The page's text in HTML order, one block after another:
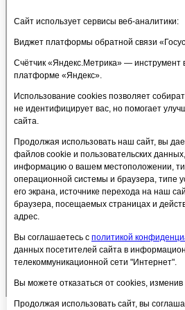
Педагогический состав
Материально-
оснащенность
Стипендии и меры
Платные образовательные
Финансово-хозяйственная
Вакантные места для
обучающихся
Организация питания в
организации
Платные услуги
Политика в отношении
данных
Антидопинг
Расписание тренировок
Объявления
Часто задаваемые вопросы
Обратная связь
ОЦЕНИ КАЧЕСТВО НАШИХ
Оцени качество наших услуг
Сайт использует сервисы веб-аналитики:
Виджет платформы обратной связи
Счётчик «Яндекс.Метрика» — инструмент
платформе «Яндекс».
Использование cookies позволяет
не идентифицирует вас, но помогает
сайта.
Продолжая использовать наш сайт, вы
файлов cookie и пользовательских
информацию о вашем местоположении,
операционной системы и браузера, типе
его экрана, источнике перехода на наш
браузера, посещаемых страницах и
адрес.
Вы соглашаетесь с политикой
данных посетителей сайта в
телекоммуникационной сети "Интернет".
Вы можете отказаться от cookies,
Продолжая использовать сайт, вы